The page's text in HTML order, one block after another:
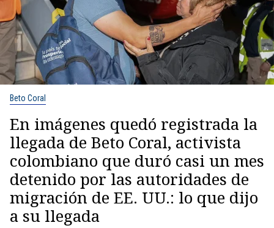
Beto Coral
En imágenes quedó registrada la
llegada de Beto Coral, activista
colombiano que duró casi un mes
detenido por las autoridades de
migración de EE. UU.: lo que dijo
a su llegada